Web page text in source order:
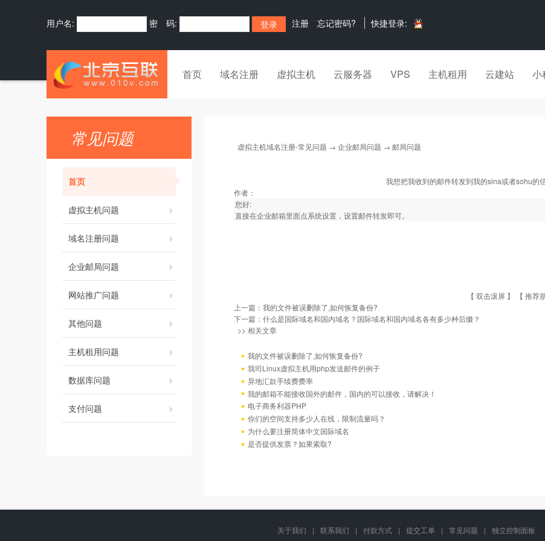
用户名: 密 码: 注册 忘记密码? 快捷登录:
首页 域名注册 虚拟主机 云服务器 VPS 主机租用 云建站 小
常见问题
首页
虚拟主机问题
域名注册问题
企业邮局问题
网站推广问题
其他问题
主机租用问题
数据库问题
支付问题
虚拟主机域名注册-常见问题 → 企业邮局问题 → 邮局问题
我想把我收到的邮件转发到我的sina或者sohu的
作者：
您好:
直接在企业邮箱里面点系统设置，设置邮件转发即可。
【 双击滚屏 】 【 推荐
上一篇： 我的文件被误删除了,如何恢复备份?
下一篇： 什么是国际域名和国内域名？国际域名和国内域名各有多少种后缀？
>> 相关文章
我的文件被误删除了,如何恢复备份?
我司Linux虚拟主机用php发送邮件的例子
异地汇款手续费费率
我的邮箱不能接收国外的邮件，国内的可以接收，请解决！
电子商务利器PHP
你们的空间支持多少人在线，限制流量吗？
为什么要注册简体中文国际域名
是否提供发票？如果索取?
关于我们 | 联系我们 | 付款方式 | 提交工单 | 常见问题 | 独立控制面板